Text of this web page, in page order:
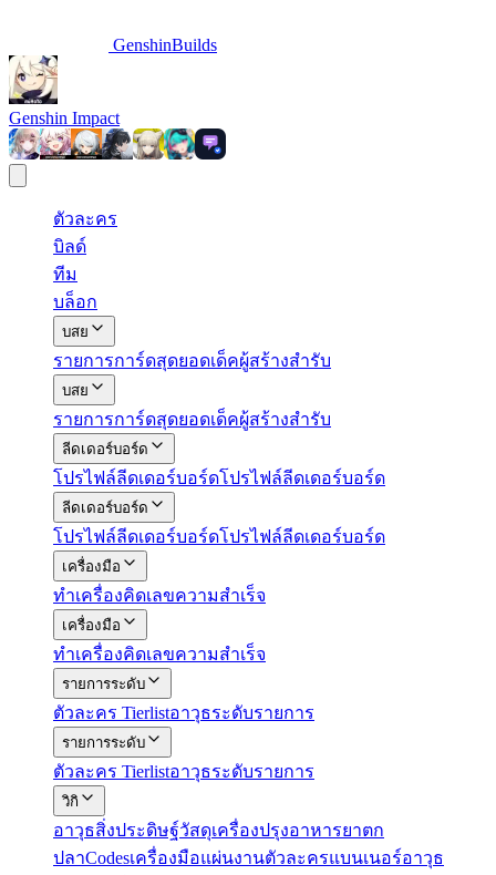
GenshinBuilds
Genshin Impact
ตัวละคร
บิลด์
ทีม
บล็อก
บสย
รายการการ์ดสุดยอดเด็คผู้สร้างสำรับ
บสย
รายการการ์ดสุดยอดเด็คผู้สร้างสำรับ
ลีดเดอร์บอร์ด
โปรไฟล์ลีดเดอร์บอร์ดโปรไฟล์ลีดเดอร์บอร์ด
ลีดเดอร์บอร์ด
โปรไฟล์ลีดเดอร์บอร์ดโปรไฟล์ลีดเดอร์บอร์ด
เครื่องมือ
ทำเครื่องคิดเลขความสำเร็จ
เครื่องมือ
ทำเครื่องคิดเลขความสำเร็จ
รายการระดับ
ตัวละคร Tierlistอาวุธระดับรายการ
รายการระดับ
ตัวละคร Tierlistอาวุธระดับรายการ
วิกิ
อาวุธสิ่งประดิษฐ์วัสดุเครื่องปรุงอาหารยาตก
ปลาCodesเครื่องมือแผ่นงานตัวละครแบนเนอร์อาวุธ